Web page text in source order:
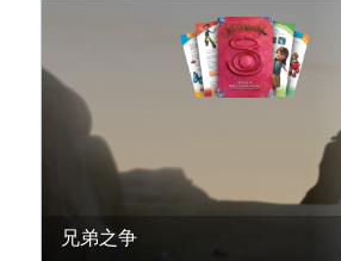
兄弟之争